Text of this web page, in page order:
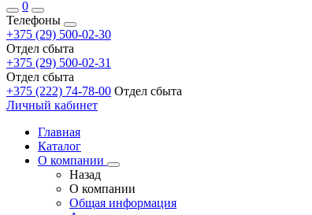
0
Телефоны
+375 (29) 500-02-30
Отдел сбыта
+375 (29) 500-02-31
Отдел сбыта
+375 (222) 74-78-00 Отдел сбыта
Личный кабинет
Главная
Каталог
О компании
Назад
О компании
Общая информация